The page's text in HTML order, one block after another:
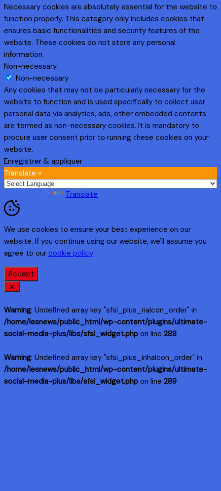
Necessary cookies are absolutely essential for the website to
function properly. This category only includes cookies that
ensures basic functionalities and security features of the
website. These cookies do not store any personal
information.
Non-necessary
Non-necessary
Any cookies that may not be particularly necessary for the
website to function and is used specifically to collect user
personal data via analytics, ads, other embedded contents
are termed as non-necessary cookies. It is mandatory to
procure user consent prior to running these cookies on your
website.
Enregistrer & appliquer
Translate »
Translate
We use cookies to ensure your best experience on our
website. If you continue using our website, we'll assume you
agree to our cookie policy
Accept
Warning: Undefined array key "sfsi_plus_riaIcon_order" in
/home/lesnews/public_html/wp-content/plugins/ultimate-
social-media-plus/libs/sfsi_widget.php on line 288
Warning: Undefined array key "sfsi_plus_inhaIcon_order" in
/home/lesnews/public_html/wp-content/plugins/ultimate-
social-media-plus/libs/sfsi_widget.php on line 289